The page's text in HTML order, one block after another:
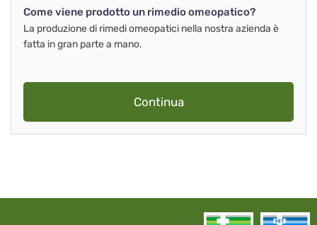
Come viene prodotto un rimedio omeopatico?
La produzione di rimedi omeopatici nella nostra azienda è
fatta in gran parte a mano.
Continua